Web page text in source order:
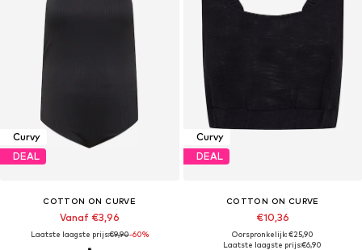
Curvy
DEAL
COTTON ON CURVE
Vanaf €3,96
Laatste laagste prijs:€9,90-60%
Curvy
DEAL
COTTON ON CURVE
€10,36
Oorspronkelijk: €25,90
Laatste laagste prijs:€6,90